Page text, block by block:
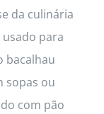
da culinária
para
bacalhau
sopas ou
com pão